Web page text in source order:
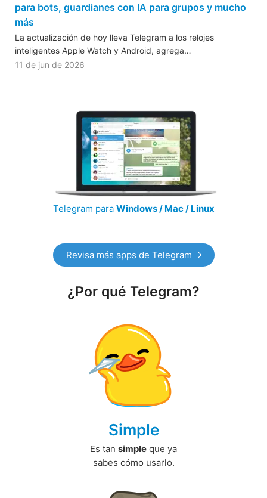
para bots, guardianes con IA para grupos y mucho
más
La actualización de hoy lleva Telegram a los relojes
inteligentes Apple Watch y Android, agrega…
11 de jun de 2026
Telegram para Windows / Mac / Linux
Revisa más apps de Telegram
¿Por qué Telegram?
Simple
Es tan simple que ya
sabes cómo usarlo.